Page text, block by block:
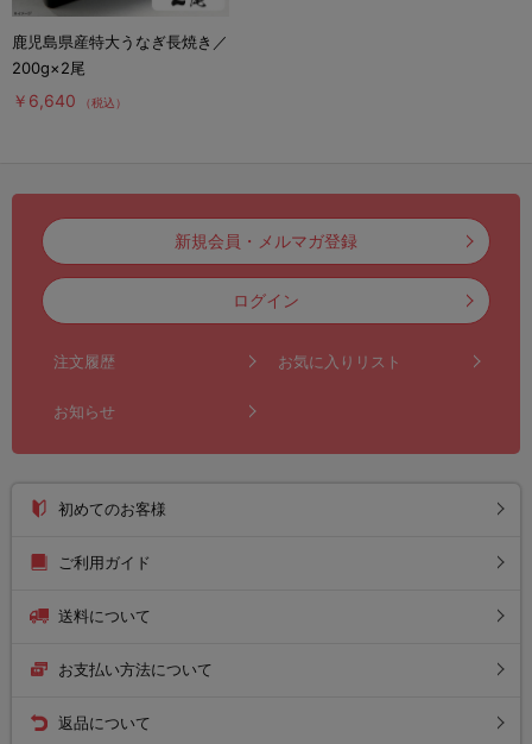
鹿児島県産特大うなぎ長焼き／
200g×2尾
￥6,640 （税込）
新規会員・メルマガ登録
ログイン
注文履歴 お気に入りリスト
お知らせ
初めてのお客様
ご利用ガイド
送料について
お支払い方法について
返品について